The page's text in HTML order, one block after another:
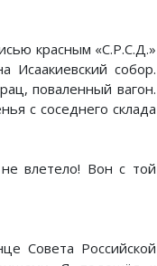
красным «С.Р.С.Д.»
Исаакиевский собор.
поваленный вагон.
с соседнего склада
влетело! Вон с той
Совета Российской